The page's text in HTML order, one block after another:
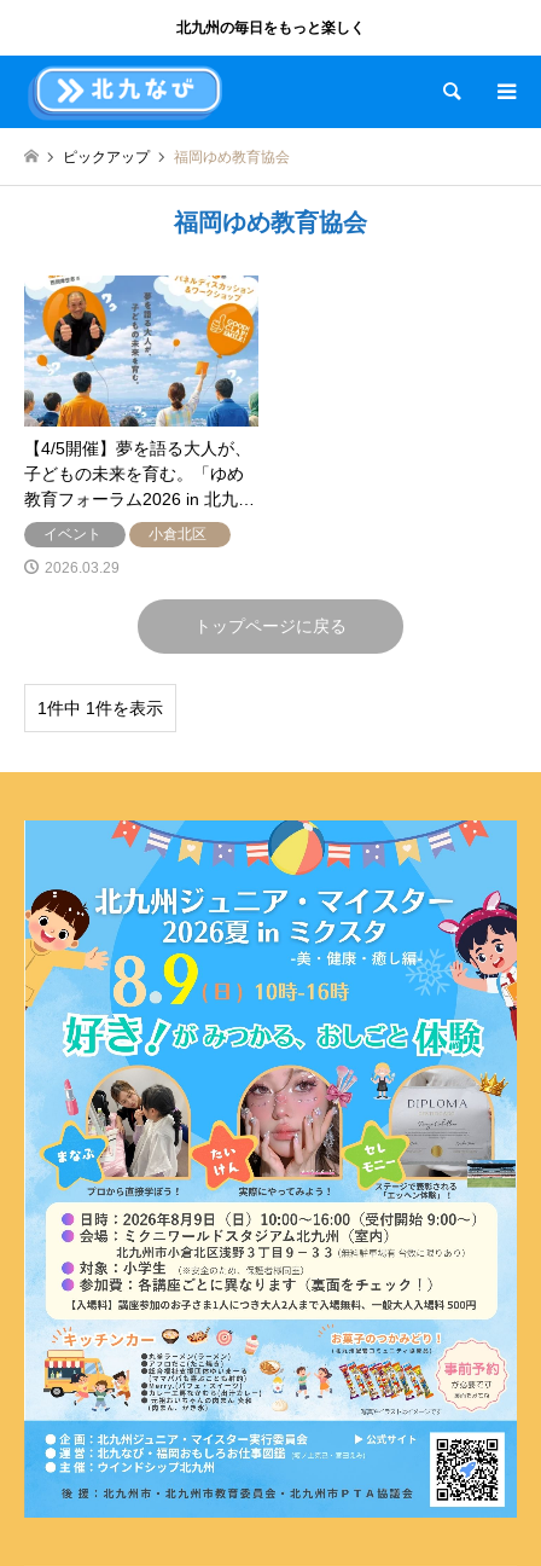
北九州の毎日をもっと楽しく
検索
ピックアップ 福岡ゆめ教育協会
福岡ゆめ教育協会
【4/5開催】夢を語る大人が、
子どもの未来を育む。「ゆめ
教育フォーラム2026 in 北九…
イベント
小倉北区
2026.03.29
トップページに戻る
1件中 1件を表示